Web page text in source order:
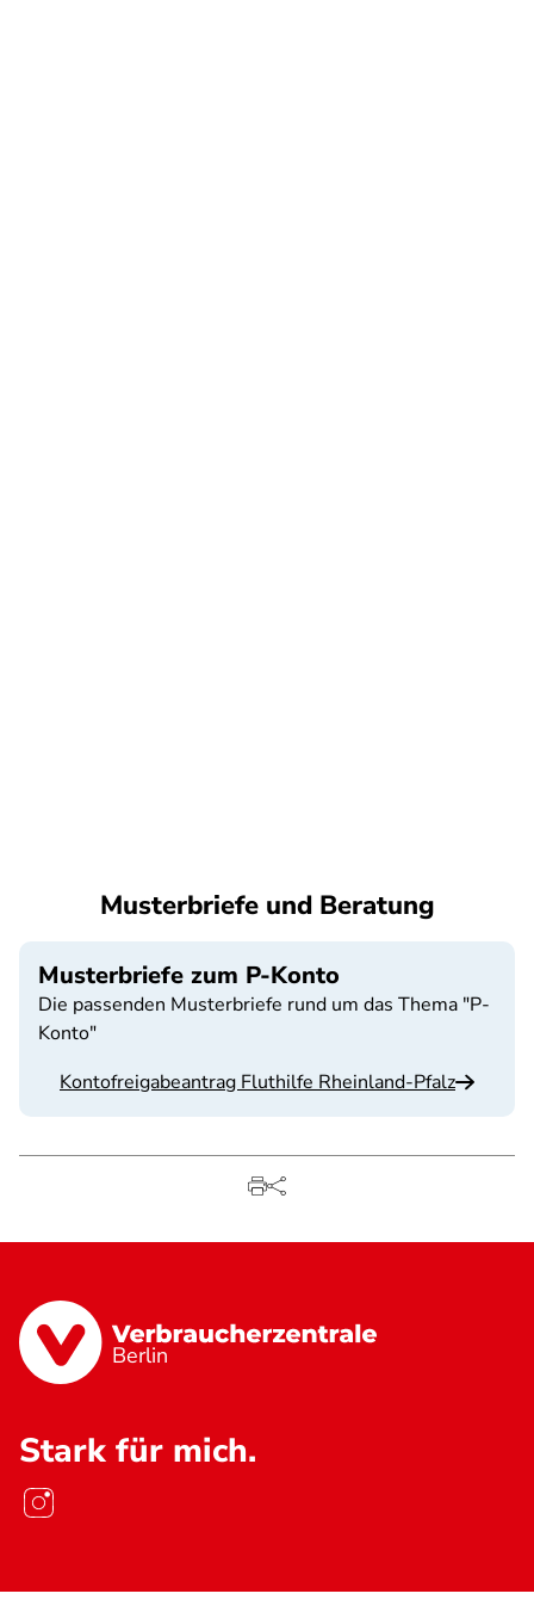
Musterbriefe und Beratung
Musterbriefe zum P-Konto
Die passenden Musterbriefe rund um das Thema "P-
Konto"
Kontofreigabeantrag Fluthilfe Rheinland-Pfalz
Berlin
Stark für mich.